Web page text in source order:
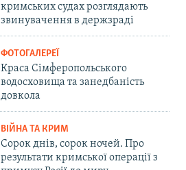
кримських судах розглядають
звинувачення в держзраді
ФОТОГАЛЕРЕЇ
Краса Сімферопольського
водосховища та занедбаність
довкола
ВІЙНА ТА КРИМ
Сорок днів, сорок ночей. Про
результати кримської операції з